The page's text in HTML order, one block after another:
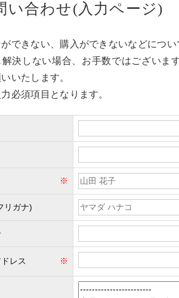
い合わせ(入力ページ)
ができない、購入ができないなどについ
解決しない場合、お手数ではございま
いたします。
必須項目となります。
※
リガナ)
レス ※